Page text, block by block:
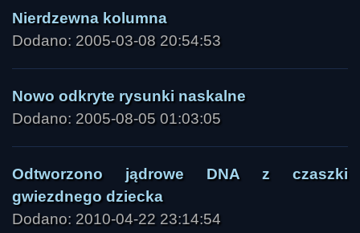
Nierdzewna kolumna
Dodano: 2005-03-08 20:54:53
Nowo odkryte rysunki naskalne
Dodano: 2005-08-05 01:03:05
Odtworzono jądrowe DNA z czaszki
gwiezdnego dziecka
Dodano: 2010-04-22 23:14:54